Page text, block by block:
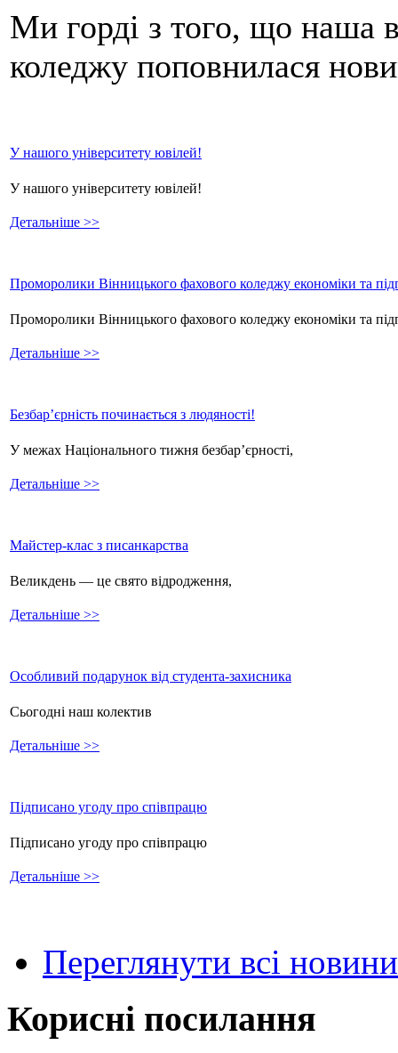
Ми горді з того, що наша
коледжу поповнилася
У нашого університету ювілей!
У нашого університету ювілей!
Детальніше >>
Проморолики Вінницького фахового коледжу економіки та
Проморолики Вінницького фахового коледжу економіки та
Детальніше >>
Безбар’єрність починається з людяності!
У межах Національного тижня безбар’єрності,
Детальніше >>
Майстер-клас з писанкарства
Великдень — це свято відродження,
Детальніше >>
Особливий подарунок від студента-захисника
Сьогодні наш колектив
Детальніше >>
Підписано угоду про співпрацю
Підписано угоду про співпрацю
Детальніше >>
Переглянути всі новини
Корисні посилання